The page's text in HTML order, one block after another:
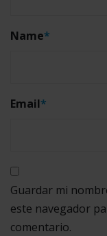
Name*
Email*
Guardar mi
este navegador
comentario.